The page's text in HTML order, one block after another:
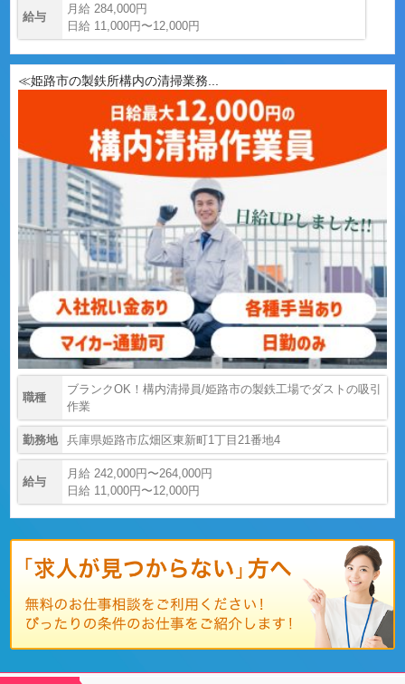
給与
月給 284,000円
日給 11,000円〜12,000円
≪姫路市の製鉄所構内の清掃業務...
職種
ブランクOK！構内清掃員/姫路市の製鉄工場でダストの吸引
作業
勤務地 兵庫県姫路市広畑区東新町1丁目21番地4
給与
月給 242,000円〜264,000円
日給 11,000円〜12,000円